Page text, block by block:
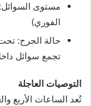
مستوى
الفوري)
حالة الجرح:
تجمع سوائل
التوصيات العاجلة
تُعد الساعات الأربع